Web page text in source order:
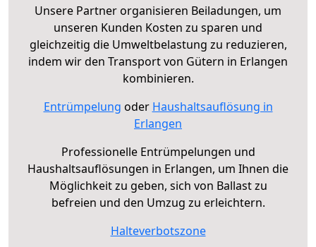
Unsere Partner organisieren Beiladungen, um
unseren Kunden Kosten zu sparen und
gleichzeitig die Umweltbelastung zu reduzieren,
indem wir den Transport von Gütern in Erlangen
kombinieren.
Entrümpelung oder Haushaltsauflösung in
Erlangen
Professionelle Entrümpelungen und
Haushaltsauflösungen in Erlangen, um Ihnen die
Möglichkeit zu geben, sich von Ballast zu
befreien und den Umzug zu erleichtern.
Halteverbotszone